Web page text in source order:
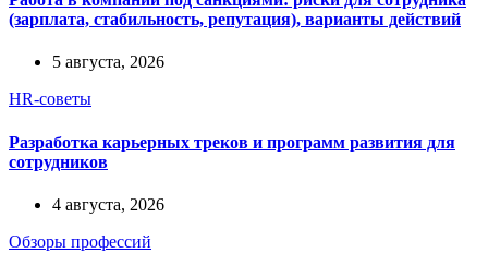
(зарплата, стабильность, репутация), варианты действий
5 августа, 2026
HR-советы
Разработка карьерных треков и программ развития для
сотрудников
4 августа, 2026
Обзоры профессий